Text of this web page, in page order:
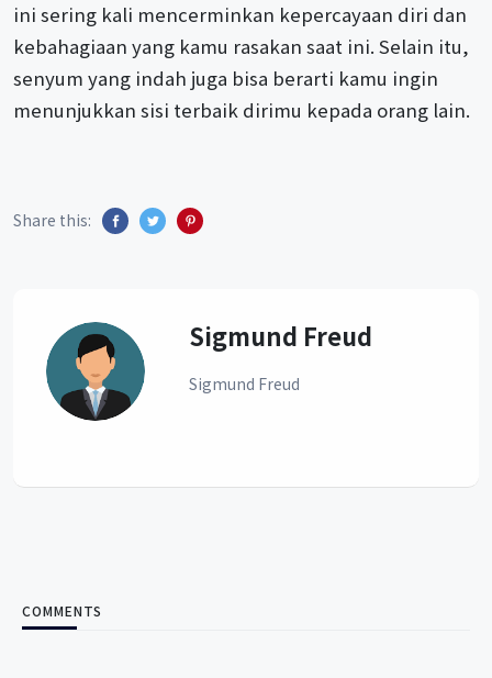
ini sering kali mencerminkan kepercayaan diri dan
kebahagiaan yang kamu rasakan saat ini. Selain itu,
senyum yang indah juga bisa berarti kamu ingin
menunjukkan sisi terbaik dirimu kepada orang lain.
Share this:
Sigmund Freud
Sigmund Freud
COMMENTS